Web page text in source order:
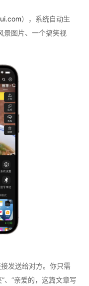
），系统自动生
图片、一个搞笑视
发送给对方。你只需
、“亲爱的，这篇文章写